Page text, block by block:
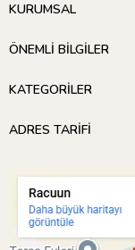
KURUMSAL
ÖNEMLİ BİLGİLER
KATEGORİLER
ADRES TARİFİ